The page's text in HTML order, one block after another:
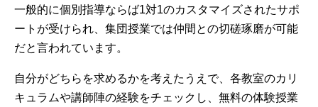
一般的に個別指導ならば1対1のカスタマイズされたサポ
ートが受けられ、集団授業では仲間との切磋琢磨が可能
だと言われています。
自分がどちらを求めるかを考えたうえで、各教室のカリ
キュラムや講師陣の経験をチェックし、無料の体験授業